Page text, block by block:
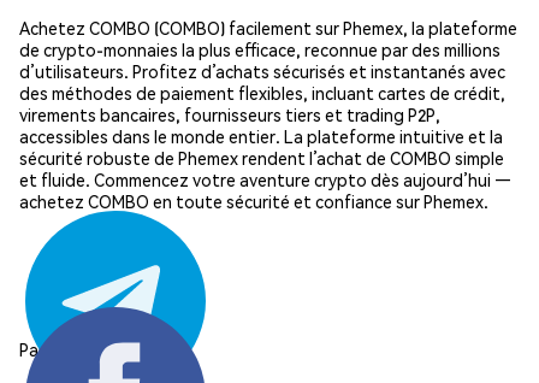
Achetez COMBO (COMBO) facilement sur Phemex, la plateforme
de crypto-monnaies la plus efficace, reconnue par des millions
d’utilisateurs. Profitez d’achats sécurisés et instantanés avec
des méthodes de paiement flexibles, incluant cartes de crédit,
virements bancaires, fournisseurs tiers et trading P2P,
accessibles dans le monde entier. La plateforme intuitive et la
sécurité robuste de Phemex rendent l’achat de COMBO simple
et fluide. Commencez votre aventure crypto dès aujourd’hui —
achetez COMBO en toute sécurité et confiance sur Phemex.
Partager: